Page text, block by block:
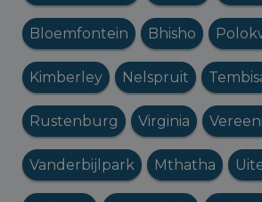
Bloemfontein Bhisho
Kimberley Nelspruit
Rustenburg Virginia
Vanderbijlpark Mthatha